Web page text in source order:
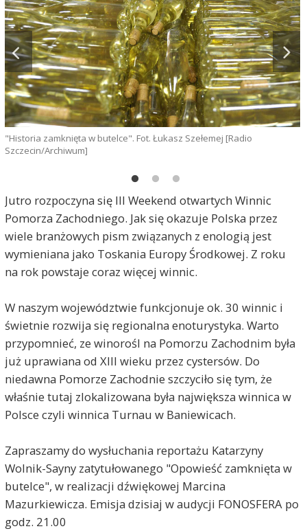
"Historia zamknięta w butelce". Fot. Łukasz Szełemej [Radio
Szczecin/Archiwum]
Jutro rozpoczyna się III Weekend otwartych Winnic
Pomorza Zachodniego. Jak się okazuje Polska przez
wiele branżowych pism związanych z enologią jest
wymieniana jako Toskania Europy Środkowej. Z roku
na rok powstaje coraz więcej winnic.
W naszym województwie funkcjonuje ok. 30 winnic i
świetnie rozwija się regionalna enoturystyka. Warto
przypomnieć, ze winorośl na Pomorzu Zachodnim była
już uprawiana od XIII wieku przez cystersów. Do
niedawna Pomorze Zachodnie szczyciło się tym, że
właśnie tutaj zlokalizowana była największa winnica w
Polsce czyli winnica Turnau w Baniewicach.
Zapraszamy do wysłuchania reportażu Katarzyny
Wolnik-Sayny zatytułowanego "Opowieść zamknięta w
butelce", w realizacji dźwiękowej Marcina
Mazurkiewicza. Emisja dzisiaj w audycji FONOSFERA po
godz. 21.00